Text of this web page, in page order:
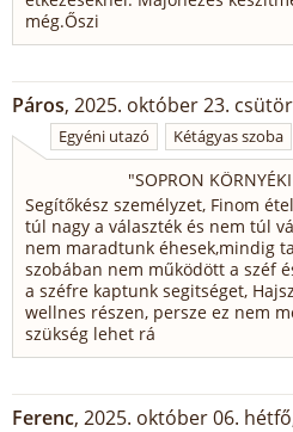
még.Őszi
Páros, 2025. október 23.
Egyéni utazó Kétágyas szoba
"SOPRON
Segítőkész személyzet, Finom
túl nagy a választék és nem túl
nem maradtunk éhesek,mindig
szobában nem működött a széf
a széfre kaptunk segitséget,
wellnes részen, persze ez nem
szükség lehet rá
Ferenc, 2025. október 06.